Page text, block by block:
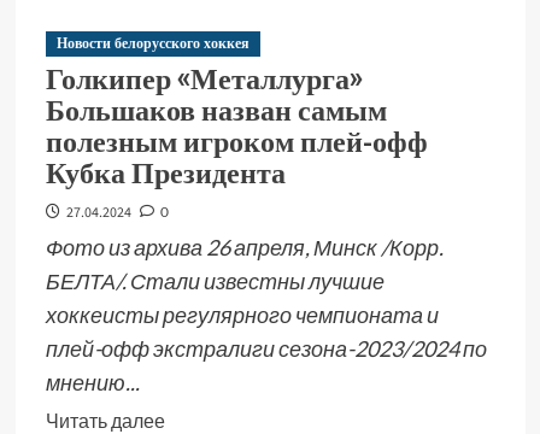
Новости белорусского хоккея
Голкипер «Металлурга»
Большаков назван самым
полезным игроком плей-офф
Кубка Президента
27.04.2024 0
Фото из архива 26 апреля, Минск /Корр.
БЕЛТА/. Стали известны лучшие
хоккеисты регулярного чемпионата и
плей-офф экстралиги сезона-2023/2024 по
мнению...
Читать далее